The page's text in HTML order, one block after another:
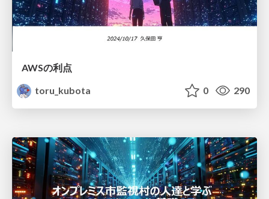
AWSの利点
toru_kubota
0 290